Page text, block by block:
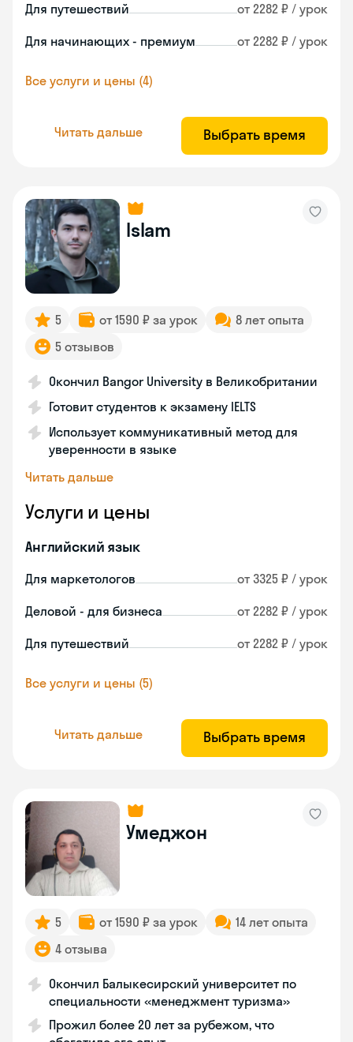
Для путешествий от 2282 ₽ / урок
Для начинающих - премиум от 2282 ₽ / урок
Все услуги и цены (4)
Читать дальше Выбрать время
Islam
5 от 1590 ₽ за урок
8 лет опыта
5 отзывов
Окончил Bangor University в Великобритании
Готовит студентов к экзамену IELTS
Использует коммуникативный метод для
уверенности в языке
Читать дальше
Услуги и цены
Английский язык
Для маркетологов от 3325 ₽ / урок
Деловой - для бизнеса от 2282 ₽ / урок
Для путешествий от 2282 ₽ / урок
Все услуги и цены (5)
Читать дальше Выбрать время
Умеджон
5 от 1590 ₽ за урок
14 лет опыта
4 отзыва
Окончил Балыкесирский университет по
специальности «менеджмент туризма»
Прожил более 20 лет за рубежом, что